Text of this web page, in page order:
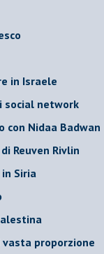
in Israele
social network
con Nidaa Badwan
Reuven Rivlin
Siria
proporzione